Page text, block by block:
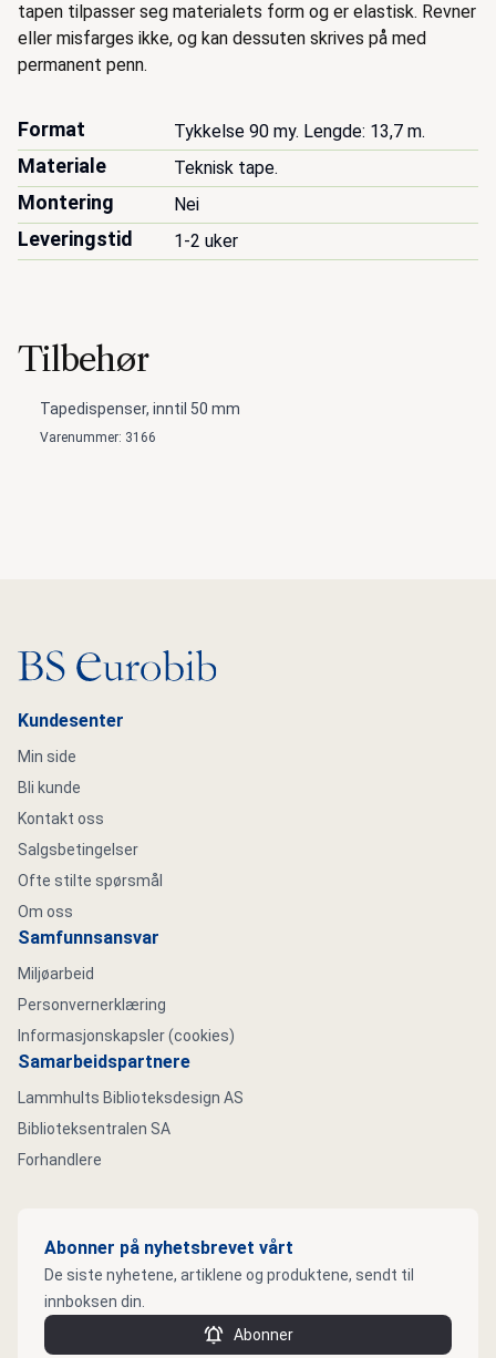
tapen tilpasser seg materialets form og er elastisk. Revner
eller misfarges ikke, og kan dessuten skrives på med
permanent penn.
Format Tykkelse 90 my. Lengde: 13,7 m.
Materiale Teknisk tape.
Montering Nei
Leveringstid 1-2 uker
Tilbehør
Tapedispenser, inntil 50 mm
Varenummer: 3166
Gå til hovedsiden
Kundesenter
Min side
Bli kunde
Kontakt oss
Salgsbetingelser
Ofte stilte spørsmål
Om oss
Samfunnsansvar
Miljøarbeid
Personvernerklæring
Informasjonskapsler (cookies)
Samarbeidspartnere
Lammhults Biblioteksdesign AS
Biblioteksentralen SA
Forhandlere
Abonner på nyhetsbrevet vårt
De siste nyhetene, artiklene og produktene, sendt til
innboksen din.
Abonner